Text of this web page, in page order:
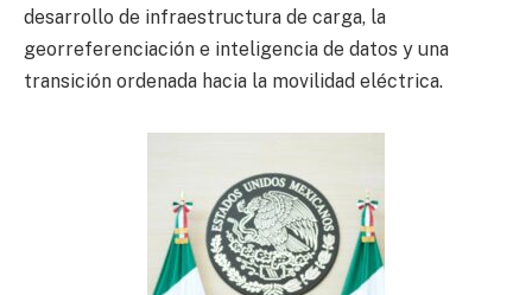
desarrollo de infraestructura de carga, la
georreferenciación e inteligencia de datos y una
transición ordenada hacia la movilidad eléctrica.